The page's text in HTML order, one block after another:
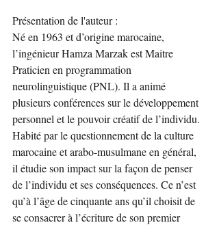
Présentation de l'auteur :
Né en 1963 et d’origine marocaine,
l’ingénieur Hamza Marzak est Maitre
Praticien en programmation
neurolinguistique (PNL). Il a animé
plusieurs conférences sur le développement
personnel et le pouvoir créatif de l’individu.
Habité par le questionnement de la culture
marocaine et arabo-musulmane en général,
il étudie son impact sur la façon de penser
de l’individu et ses conséquences. Ce n’est
qu’à l’âge de cinquante ans qu’il choisit de
se consacrer à l’écriture de son premier